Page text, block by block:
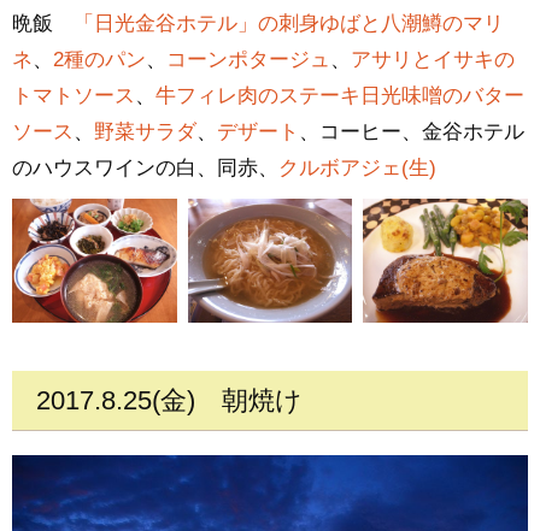
晩飯
「日光金谷ホテル」の刺身ゆばと八潮鱒のマリ
ネ、 2種のパン、 コーンポタージュ 、 アサリとイサキの
トマトソース 、 牛フィレ肉のステーキ日光味噌のバター
ソース 、 野菜サラダ、 デザート 、コーヒー、金谷ホテル
のハウスワインの白、同赤、
クルボアジェ(生)
2017.8.25(金) 朝焼け